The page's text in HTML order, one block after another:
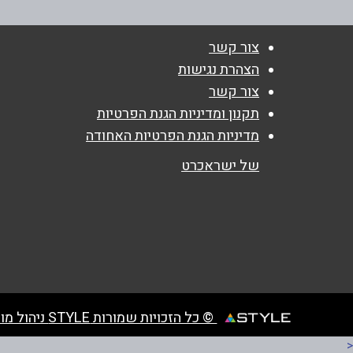
צור קשר
הצהרת נגישות
צור קשר
תקנון ומדיניות הגנת הפרטיות
מדיניות הגנת הפרטיות האחודה
של ישראכרט
© כל הזכויות שמורות STYLE ניהול מועדוני לקוחות
<